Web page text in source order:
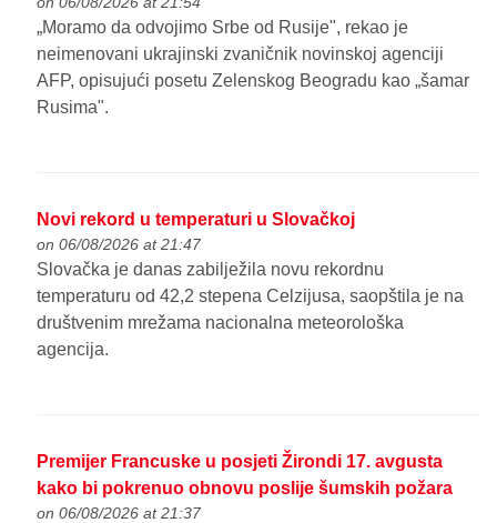
„Moramo da odvojimo Srbe od Rusije", rekao je
neimenovani ukrajinski zvaničnik novinskoj agenciji
AFP, opisujući posetu Zelenskog Beogradu kao „šamar
Rusima".
Novi rekord u temperaturi u Slovačkoj
on 06/08/2026 at 21:47
Slovačka je danas zabilježila novu rekordnu
temperaturu od 42,2 stepena Celzijusa, saopštila je na
društvenim mrežama nacionalna meteorološka
agencija.
Premijer Francuske u posjeti Žirondi 17. avgusta
kako bi pokrenuo obnovu poslije šumskih požara
on 06/08/2026 at 21:37